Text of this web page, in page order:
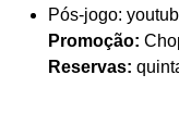
Pós-jogo:
Promoção:
Reservas: